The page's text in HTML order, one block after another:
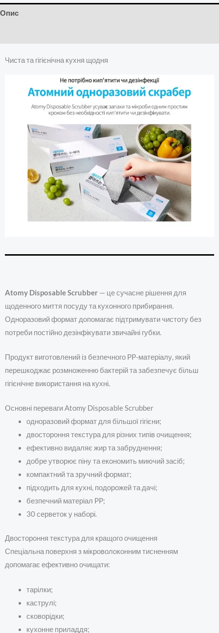
Опис
Чиста та гігієнічна кухня щодня
Atomy Disposable Scrubber — це сучасне рішення для
щоденного миття посуду та кухонного прибирання.
Одноразовий формат допомагає підтримувати чистоту без
потреби постійно дезінфікувати звичайні губки.
Продукт виготовлений із безпечного PP-матеріалу, який
перешкоджає розмноженню бактерій та забезпечує більш
гігієнічне використання на кухні.
Основні переваги Atomy Disposable Scrubber
одноразовий формат для більшої гігієни;
двостороння текстура для різних типів очищення;
ефективно видаляє жир та забруднення;
добре утворює піну та економить миючий засіб;
компактний та зручний формат;
підходить для кухні, подорожей та дачі;
безпечний матеріал PP;
30 серветок у наборі.
Двостороння текстура для кращого очищення
Спеціальна поверхня з мікроволоконним тисненням
допомагає ефективно очищати:
тарілки;
каструлі;
сковорідки;
кухонне приладдя;